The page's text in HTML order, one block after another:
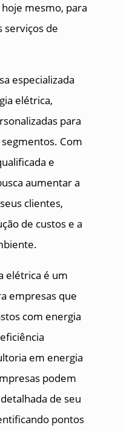
mesmo, para
serviços de
especializada
elétrica,
para
Com
e
aumentar a
clientes,
de custos e a
elétrica é um
empresas que
com energia
em energia
podem
de seu
pontos